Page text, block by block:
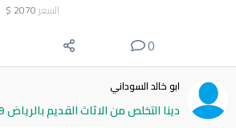
السعر 2070
$
0
ابو خالد السوداني
دينا التخلص من الاثاث القديم بالرياض 0530256879